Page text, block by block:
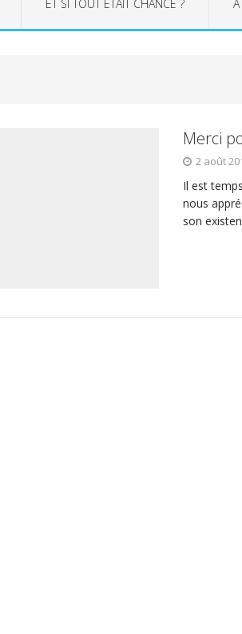
ET SI TOUT ÉTAIT CHANCE ?
Merci
2 août
Il est
nous
son